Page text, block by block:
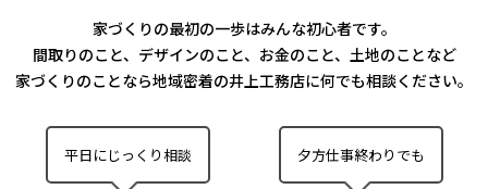
家づくりの最初の一歩はみんな初心者です。
間取りのこと、デザインのこと、お金のこと、土地のことなど
家づくりのことなら地域密着の井上工務店に何でも相談ください。
平日にじっくり相談 夕方仕事終わりでも